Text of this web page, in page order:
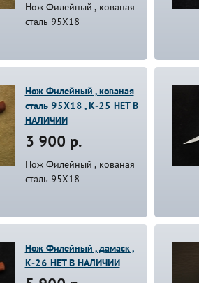
Нож Филейный , кованая
сталь 95Х18
Нож Филейный , кованая
сталь 95Х18 , К-25 НЕТ В
НАЛИЧИИ
3 900 р.
Нож Филейный , кованая
сталь 95Х18
Нож Филейный , дамаск ,
К-26 НЕТ В НАЛИЧИИ